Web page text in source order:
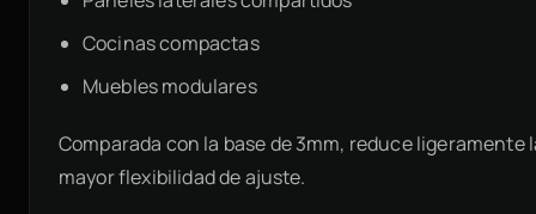
Cocinas compactas
Muebles modulares
Comparada con la base de 3mm, reduce ligeramente
mayor flexibilidad de ajuste.